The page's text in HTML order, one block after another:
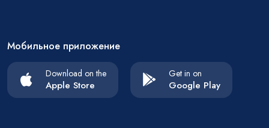
Мобильное приложение
Download on the
Apple Store
Get in on
Google Play